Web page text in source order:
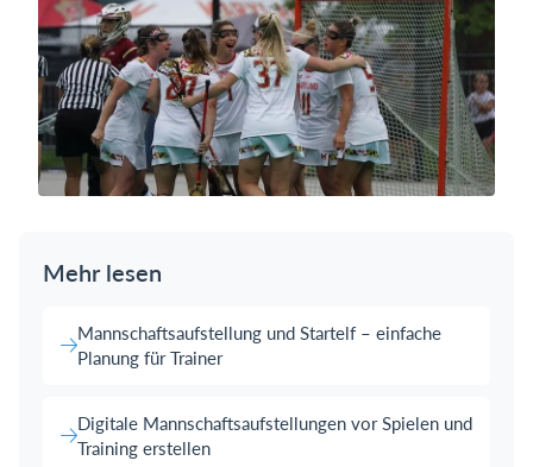
Mehr lesen
Mannschaftsaufstellung und Startelf – einfache
Planung für Trainer
Digitale Mannschaftsaufstellungen vor Spielen und
Training erstellen